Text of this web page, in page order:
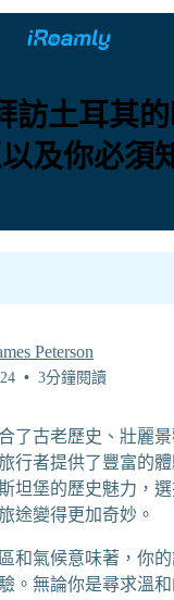
訪土耳其
及你必須
Peterson
• 3分鐘閱讀
了古老歷史、壯麗
行者提供了豐富的
坦堡的歷史魅力，
途變得更加奇妙。
和氣候意味著，你
。無論你是尋求溫